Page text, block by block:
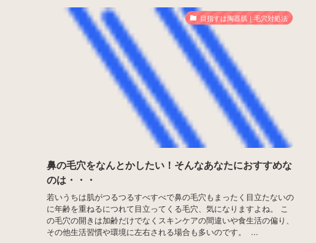
目指すは陶器肌｜毛穴対処法
鼻の毛穴をなんとかしたい！そんなあなたにおすすめな
のは・・・
若いうちは肌がつるつるすべすべで鼻の毛穴もまったく目立たないの
に年齢を重ねるにつれて目立ってくる毛穴、気になりますよね。 こ
の毛穴の開きは加齢だけでなくスキンケアの間違いや食生活の偏り、
その他生活習慣や環境に左右される場合も多いのです。 ...